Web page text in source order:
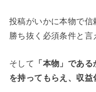
投稿がいかに本物で
勝ち抜く必須条件と言
そして
「本物」であ
を持ってもらえ、収益